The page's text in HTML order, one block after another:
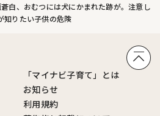
白、おむつには犬にかまれた跡が。注意し
知りたい子供の危険
「マイナビ子育て」とは
お知らせ
利用規約